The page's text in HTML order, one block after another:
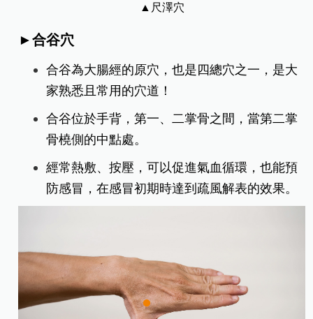
▲尺澤穴
►合谷穴
合谷為大腸經的原穴，也是四總穴之一，是大
家熟悉且常用的穴道！
合谷位於手背，第一、二掌骨之間，當第二掌
骨橈側的中點處。
經常熱敷、按壓，可以促進氣血循環，也能預
防感冒，在感冒初期時達到疏風解表的效果。